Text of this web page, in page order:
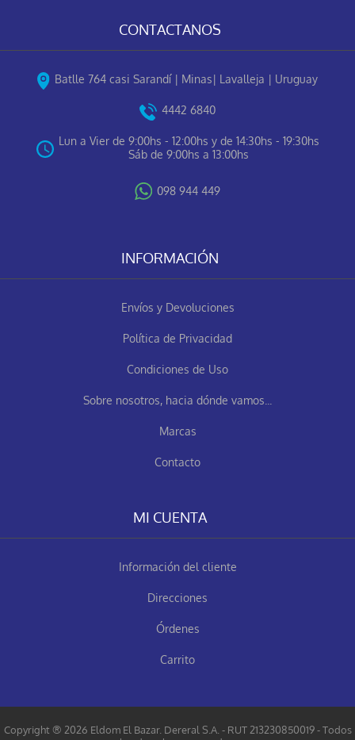
CONTACTANOS
Batlle 764 casi Sarandí | Minas| Lavalleja | Uruguay
4442 6840
Lun a Vier de 9:00hs - 12:00hs y de 14:30hs - 19:30hs
Sáb de 9:00hs a 13:00hs
098 944 449
INFORMACIÓN
Envíos y Devoluciones
Política de Privacidad
Condiciones de Uso
Sobre nosotros, hacia dónde vamos...
Marcas
Contacto
MI CUENTA
Información del cliente
Direcciones
Órdenes
Carrito
Copyright ® 2026 Eldom El Bazar. Dereral S.A. - RUT 213230850019 - Todos